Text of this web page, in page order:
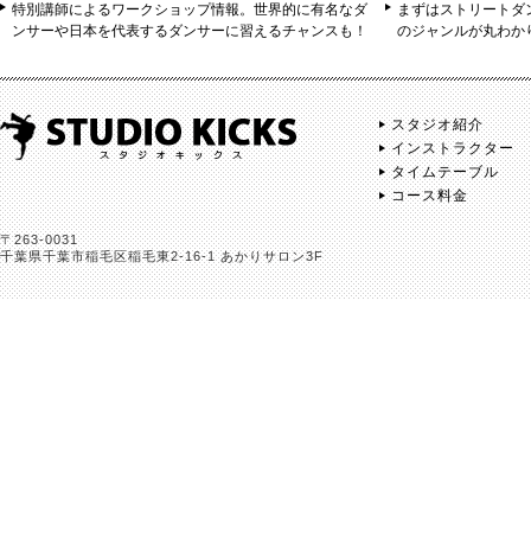
特別講師によるワークショップ情報。世界的に有名なダ
ンサーや日本を代表するダンサーに習えるチャンスも！
まずはストリート
のジャンルが丸わか
〒263-0031
千葉県千葉市稲毛区稲毛東2-16-1 あかりサロン3F
スタジオ紹介
インストラクター
タイムテーブル
コース料金